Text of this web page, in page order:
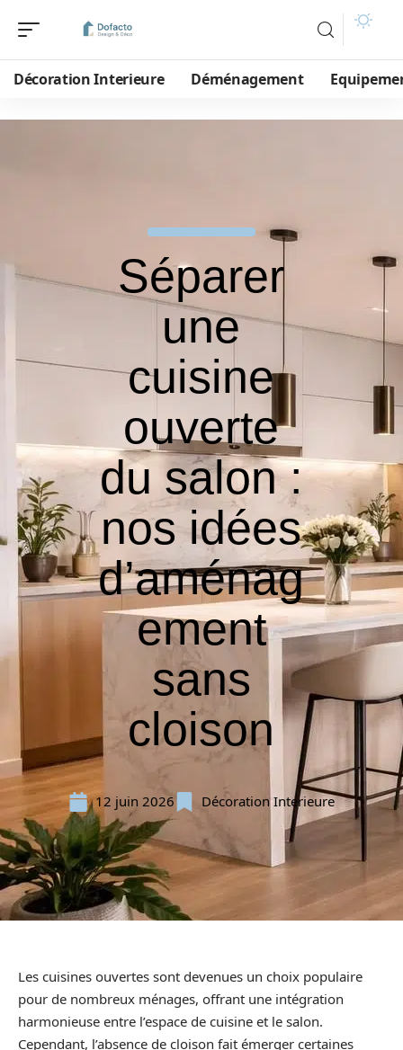
Décoration Interieure Déménagement
Séparer
une
cuisine
ouverte
du salon :
nos idées
d’aménag
ement
sans
cloison
12 juin 2026 Décoration Interieure
Les cuisines ouvertes sont devenues un choix populaire
pour de nombreux ménages, offrant une intégration
harmonieuse entre l’espace de cuisine et le salon.
Cependant, l’absence de cloison fait émerger certaines